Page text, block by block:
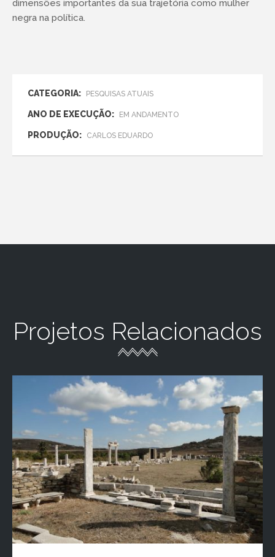
dimensões importantes da sua trajetória como mulher
negra na política.
CATEGORIA: PESQUISAS ATUAIS
ANO DE EXECUÇÃO: EM ANDAMENTO
PRODUÇÃO: CARLOS EDUARDO
Projetos Relacionados